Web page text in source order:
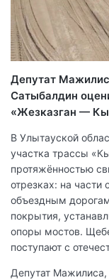
Депутат
Сатыбалдин
«Жезказган —
В Улытауской
участка трассы
протяжённостью
отрезках: на
объездным
покрытия,
опоры мостов.
поступают с
Депутат Мажилиса,